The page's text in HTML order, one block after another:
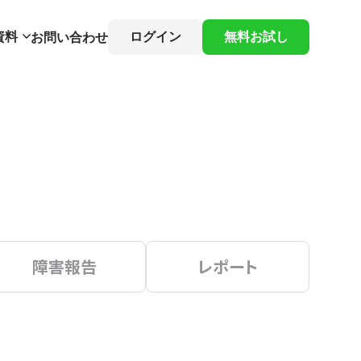
料 お問い合わせ ログイン 無料お試し
障害報告 レポート